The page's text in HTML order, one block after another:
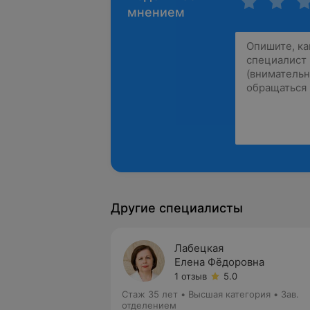
мнением
Другие специалисты
Лабецкая
Елена Фёдоровна
1 отзыв
5.0
Стаж 35 лет • Высшая категория • Зав.
отделением